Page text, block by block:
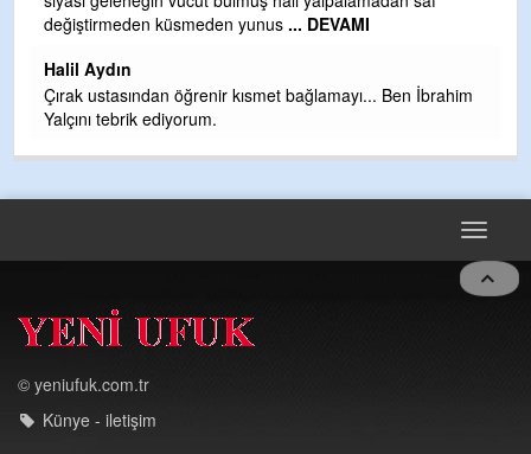
değiştirmeden küsmeden yunus ... DEVAMI
Halil Aydın
Çırak ustasından öğrenir kısmet bağlamayı... Ben İbrahim
Yalçını tebrik ediyorum.
Toggle
© yeniufuk.com.tr
Künye - iletişim